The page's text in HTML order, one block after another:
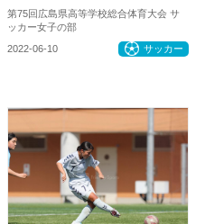
第75回広島県高等学校総合体育大会 サ
ッカー女子の部
2022-06-10 サッカー